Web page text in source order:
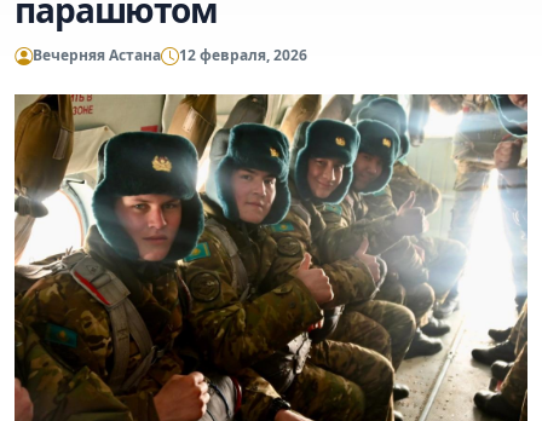
парашютом
Вечерняя Астана 12 февраля, 2026